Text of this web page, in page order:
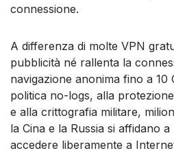
connessione.
A differenza di molte VPN
pubblicità né rallenta la
navigazione anonima fino a 10
politica no-logs, alla
e alla crittografia militare,
la Cina e la Russia si affidano
accedere liberamente a